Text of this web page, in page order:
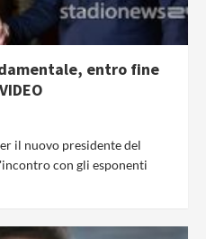
entro fine
il nuovo presidente del
con gli esponenti